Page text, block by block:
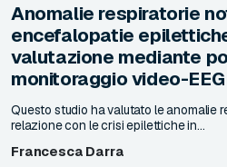
Anomalie respiratorie
encefalopatie
valutazione mediante
monitoraggio video-EEG
Questo studio ha valutato le anomalie
relazione con le crisi epilettiche in...
Francesca Darra